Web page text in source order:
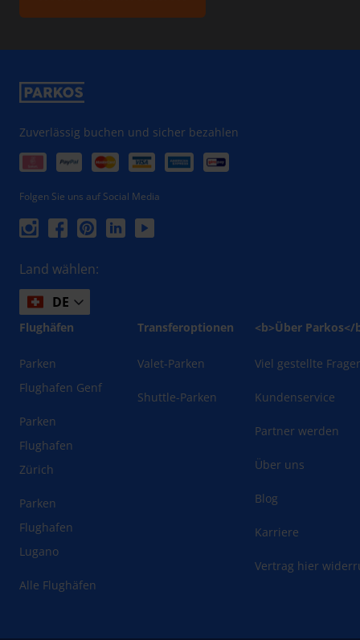
Zuverlässig buchen und sicher bezahlen
Folgen Sie uns auf Social Media
Land wählen:
DE
Flughäfen
Parken
Flughafen Genf
Parken
Flughafen
Zürich
Parken
Flughafen
Lugano
Alle Flughäfen
Transferoptionen
Valet-Parken
Shuttle-Parken
<b>Über Parkos</
Viel gestellte
Kundenservice
Partner werden
Über uns
Blog
Karriere
Vertrag hier